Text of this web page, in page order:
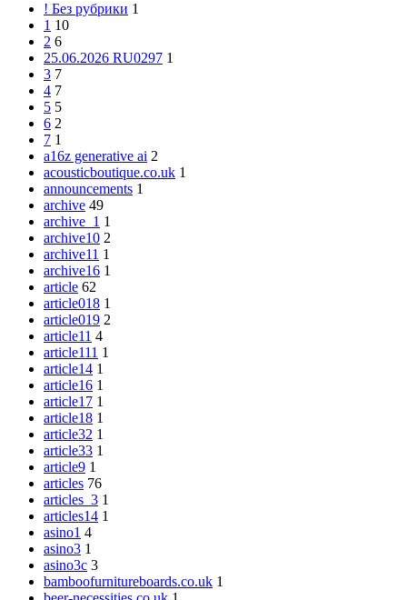
! Без рубрики 1
1 10
2 6
25.06.2026 RU0297 1
3 7
4 7
5 5
6 2
7 1
a16z generative ai 2
acousticboutique.co.uk 1
announcements 1
archive 49
archive_1 1
archive10 2
archive11 1
archive16 1
article 62
article018 1
article019 2
article11 4
article111 1
article14 1
article16 1
article17 1
article18 1
article32 1
article33 1
article9 1
articles 76
articles_3 1
articles14 1
asino1 4
asino3 1
asino3c 3
bamboofurnitureboards.co.uk 1